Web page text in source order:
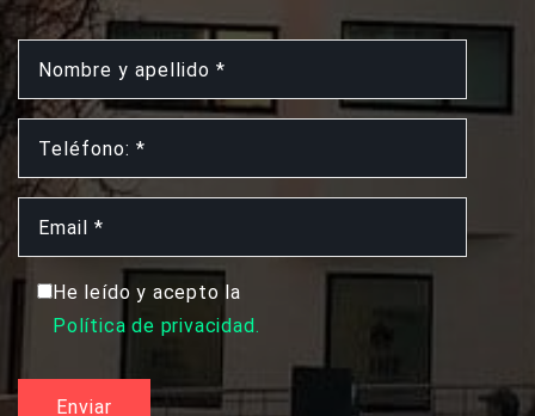
He leído y acepto la
Política de privacidad.